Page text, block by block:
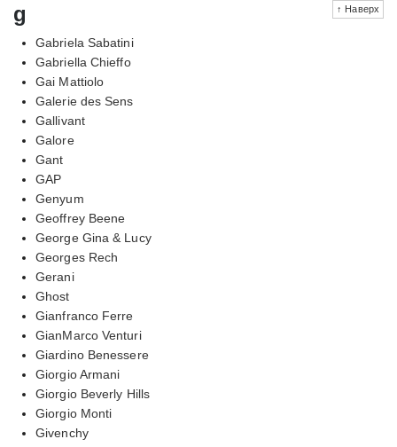
↑ Наверх
g
Gabriela Sabatini
Gabriella Chieffo
Gai Mattiolo
Galerie des Sens
Gallivant
Galore
Gant
GAP
Genyum
Geoffrey Beene
George Gina & Lucy
Georges Rech
Gerani
Ghost
Gianfranco Ferre
GianMarco Venturi
Giardino Benessere
Giorgio Armani
Giorgio Beverly Hills
Giorgio Monti
Givenchy